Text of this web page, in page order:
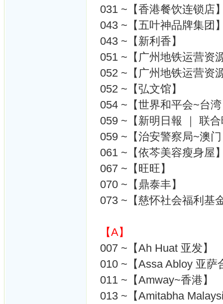
031 ~【香港餐饮连锁店
043 ~【五叶神品牌集团
043 ~【新利香】
051 ~【广州地铁运营资
052 ~【广州地铁运营资
052 ~【弘文馆】
054 ~【世界和平会~台
059 ~【新明日報 ｜ 联
059 ~【治安警察局~澳
061 ~【依芩美容瘦身屋
067 ~【旺旺】
070 ~【鼎泰丰】
073 ~【慈怀社会福利基
【A】
007 ~【Ah Huat 亚发】
010 ~【Assa Abloy 亚萨
011 ~【Amway~香港】
013 ~【Amitabha